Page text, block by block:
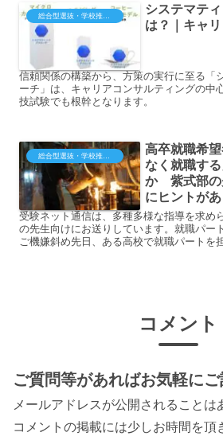
総合型選抜・学校推薦型（大学・短大・専門）
システマテ
は？｜キャ
信頼関係の構築から、方策の実行に至る「
ーチ」は、キャリアコンサルティングの中
技試験でも根幹となります。
総合型選抜・学校推薦型（大学・短大・専門）
高卒就職希
なく就職す
か 紫式部の
にヒントが
受験ネット通信は、多種多様な指導を求め
の先生向けにお送りしています。就職パー
ご機嫌斜め先日、ある高校で就職パートを
コメント
ご質問等があればお気軽に
メールアドレスが公開されることは
コメントの掲載には少しお時間を頂